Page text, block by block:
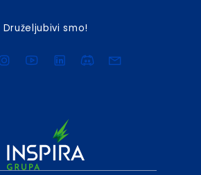
Druželjubivi smo!